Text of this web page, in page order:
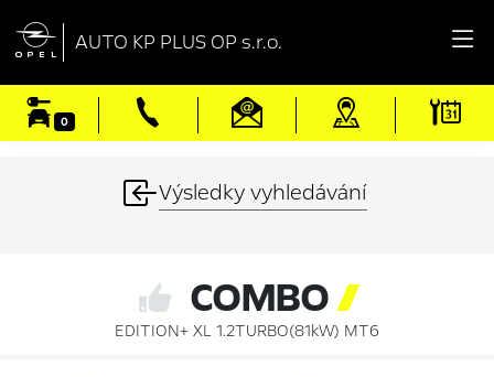
 AUTO KP PLUS OP s.r.o.
0
Výsledky vyhledávání
COMBO
EDITION+ XL 1.2TURBO(81kW) MT6